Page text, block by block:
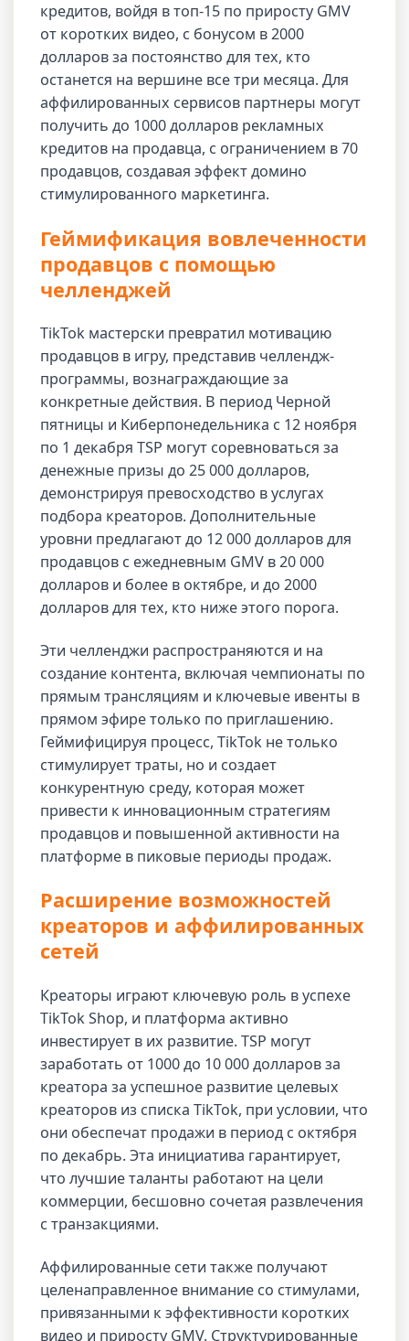
кредитов, войдя в топ-15 по приросту GMV
от коротких видео, с бонусом в 2000
долларов за постоянство для тех, кто
останется на вершине все три месяца. Для
аффилированных сервисов партнеры могут
получить до 1000 долларов рекламных
кредитов на продавца, с ограничением в 70
продавцов, создавая эффект домино
стимулированного маркетинга.
Геймификация вовлеченности
продавцов с помощью
челленджей
TikTok мастерски превратил мотивацию
продавцов в игру, представив челлендж-
программы, вознаграждающие за
конкретные действия. В период Черной
пятницы и Киберпонедельника с 12 ноября
по 1 декабря TSP могут соревноваться за
денежные призы до 25 000 долларов,
демонстрируя превосходство в услугах
подбора креаторов. Дополнительные
уровни предлагают до 12 000 долларов для
продавцов с ежедневным GMV в 20 000
долларов и более в октябре, и до 2000
долларов для тех, кто ниже этого порога.
Эти челленджи распространяются и на
создание контента, включая чемпионаты по
прямым трансляциям и ключевые ивенты в
прямом эфире только по приглашению.
Геймифицируя процесс, TikTok не только
стимулирует траты, но и создает
конкурентную среду, которая может
привести к инновационным стратегиям
продавцов и повышенной активности на
платформе в пиковые периоды продаж.
Расширение возможностей
креаторов и аффилированных
сетей
Креаторы играют ключевую роль в успехе
TikTok Shop, и платформа активно
инвестирует в их развитие. TSP могут
заработать от 1000 до 10 000 долларов за
креатора за успешное развитие целевых
креаторов из списка TikTok, при условии, что
они обеспечат продажи в период с октября
по декабрь. Эта инициатива гарантирует,
что лучшие таланты работают на цели
коммерции, бесшовно сочетая развлечения
с транзакциями.
Аффилированные сети также получают
целенаправленное внимание со стимулами,
привязанными к эффективности коротких
видео и приросту GMV. Структурированные